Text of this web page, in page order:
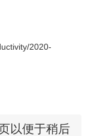
中的所有标签页
2020-
以便于稍后